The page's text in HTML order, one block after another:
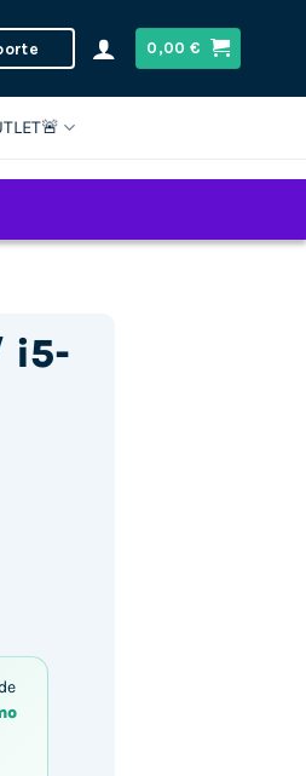
0,00€
i5-